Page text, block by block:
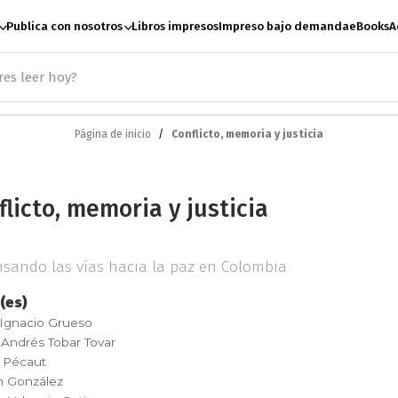
Publica con nosotros Libros impresosImpreso bajo demandaeBooks
Artes escénicas
Página de inicio Conflicto, memoria y justicia
memoria y justicia
las vías hacia la paz en Colombia
Grueso
Tobar Tovar
Pécaut
González